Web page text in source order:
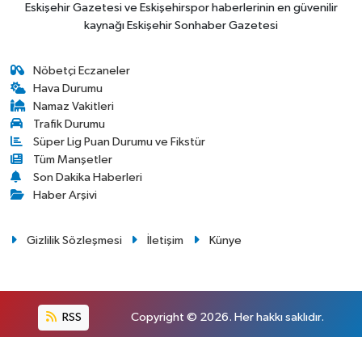
Eskişehir Gazetesi ve Eskişehirspor haberlerinin en güvenilir
kaynağı Eskişehir Sonhaber Gazetesi
Nöbetçi Eczaneler
Hava Durumu
Namaz Vakitleri
Trafik Durumu
Süper Lig Puan Durumu ve Fikstür
Tüm Manşetler
Son Dakika Haberleri
Haber Arşivi
Gizlilik Sözleşmesi İletişim Künye
RSS Copyright © 2026. Her hakkı saklıdır.